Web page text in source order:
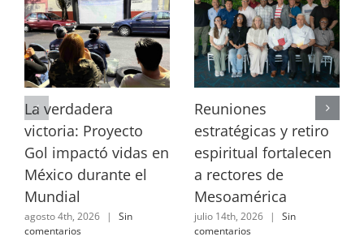
La verdadera
victoria: Proyecto
Gol impactó vidas en
México durante el
Mundial
agosto 4th, 2026 |
Sin
comentarios
Reuniones
estratégicas y retiro
espiritual fortalecen
a rectores de
Mesoamérica
julio 14th, 2026 |
Sin
comentarios